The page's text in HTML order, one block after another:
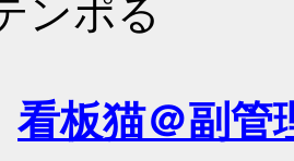
ンポる
看板猫＠副